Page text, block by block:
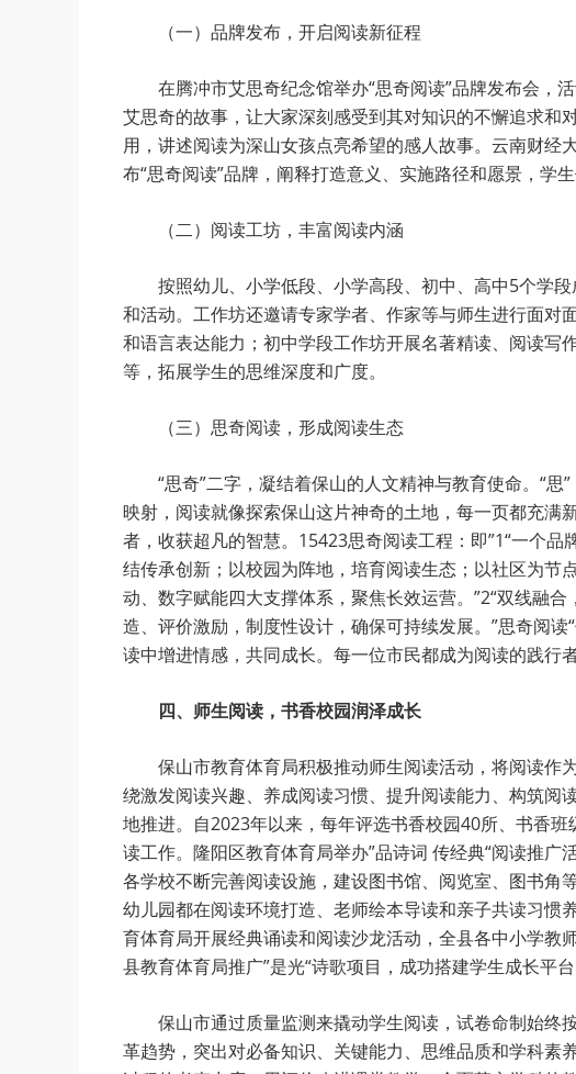
（一）品牌发布，开启阅读新征程
在腾冲市艾思奇纪念馆举办“思奇阅读”品牌发布会，
艾思奇的故事，让大家深刻感受到其对知识的不懈追求
用，讲述阅读为深山女孩点亮希望的感人故事。云南财
布“思奇阅读”品牌，阐释打造意义、实施路径和愿景，学
（二）阅读工坊，丰富阅读内涵
按照幼儿、小学低段、小学高段、初中、高中5个学
和活动。工作坊还邀请专家学者、作家等与师生进行面
和语言表达能力；初中学段工作坊开展名著精读、阅读
等，拓展学生的思维深度和广度。
（三）思奇阅读，形成阅读生态
“思奇”二字，凝结着保山的人文精神与教育使命。“
映射，阅读就像探索保山这片神奇的土地，每一页都充满
者，收获超凡的智慧。15423思奇阅读工程：即”1“一个
结传承创新；以校园为阵地，培育阅读生态；以社区为节
动、数字赋能四大支撑体系，聚焦长效运营。”2“双线融
造、评价激励，制度性设计，确保可持续发展。”思奇阅
读中增进情感，共同成长。每一位市民都成为阅读的践行
四、师生阅读，书香校园润泽成长
保山市教育体育局积极推动师生阅读活动，将阅读作
绕激发阅读兴趣、养成阅读习惯、提升阅读能力、构筑
地推进。自2023年以来，每年评选书香校园40所、书香
读工作。隆阳区教育体育局举办”品诗词 传经典“阅读推
各学校不断完善阅读设施，建设图书馆、阅览室、图书
幼儿园都在阅读环境打造、老师绘本导读和亲子共读习
育体育局开展经典诵读和阅读沙龙活动，全县各中小学
县教育体育局推广”是光“诗歌项目，成功搭建学生成长平
保山市通过质量监测来撬动学生阅读，试卷命制始终
革趋势，突出对必备知识、关键能力、思维品质和学科